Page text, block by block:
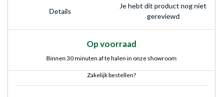
Details
Je hebt dit product nog niet
gereviewd
Op voorraad
Binnen 30 minuten af te halen in onze showroom
Zakelijk bestellen?